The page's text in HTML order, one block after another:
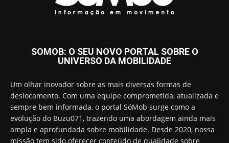
SOMOB: O SEU NOVO PORTAL SOBRE O
UNIVERSO DA MOBILIDADE
Um olhar inovador sobre as mais diversas formas de
deslocamento. Com uma equipe comprometida, atualizada e
sempre bem informada, o portal SóMob surge como a
evolução do Buzu071, trazendo uma abordagem ainda mais
ampla e aprofundada sobre mobilidade. Desde 2020, nossa
missão tem sido oferecer conteúdo de qualidade sobre